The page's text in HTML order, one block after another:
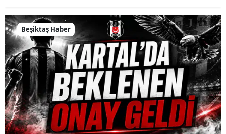
Beşiktaş Haber